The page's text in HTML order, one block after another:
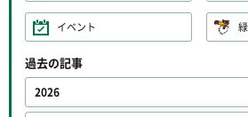
イベント
過去の記事
2026